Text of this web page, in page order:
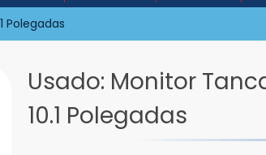
Polegadas
Usado: Monitor
10.1 Polegadas